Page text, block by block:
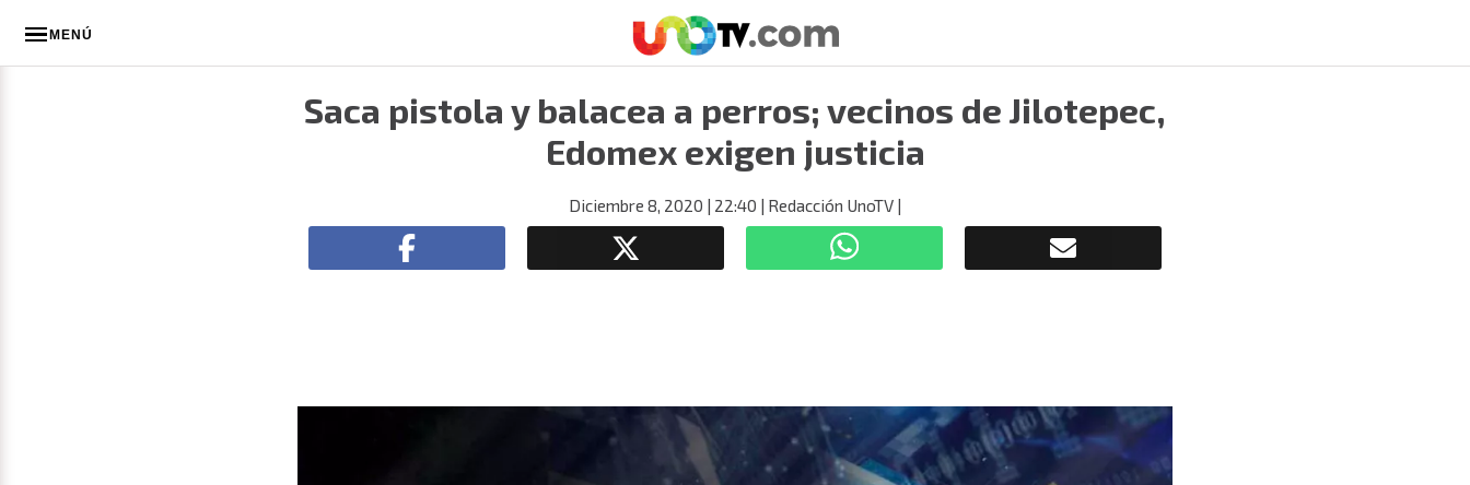
MENÚ
Saca pistola y balacea a perros; vecinos de Jilotepec,
Edomex exigen justicia
Diciembre 8, 2020 | 22:40 | Redacción UnoTV |